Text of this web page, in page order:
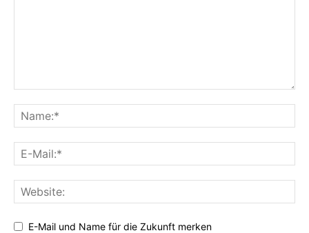
E-Mail und Name für die Zukunft merken